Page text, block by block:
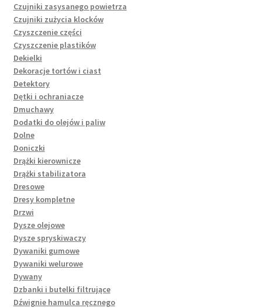
Czujniki zasysanego powietrza
Czujniki zużycia klocków
Czyszczenie części
Czyszczenie plastików
Dekielki
Dekoracje tortów i ciast
Detektory
Dętki i ochraniacze
Dmuchawy
Dodatki do olejów i paliw
Dolne
Doniczki
Drążki kierownicze
Drążki stabilizatora
Dresowe
Dresy kompletne
Drzwi
Dysze olejowe
Dysze spryskiwaczy
Dywaniki gumowe
Dywaniki welurowe
Dywany
Dzbanki i butelki filtrujące
Dźwignie hamulca ręcznego